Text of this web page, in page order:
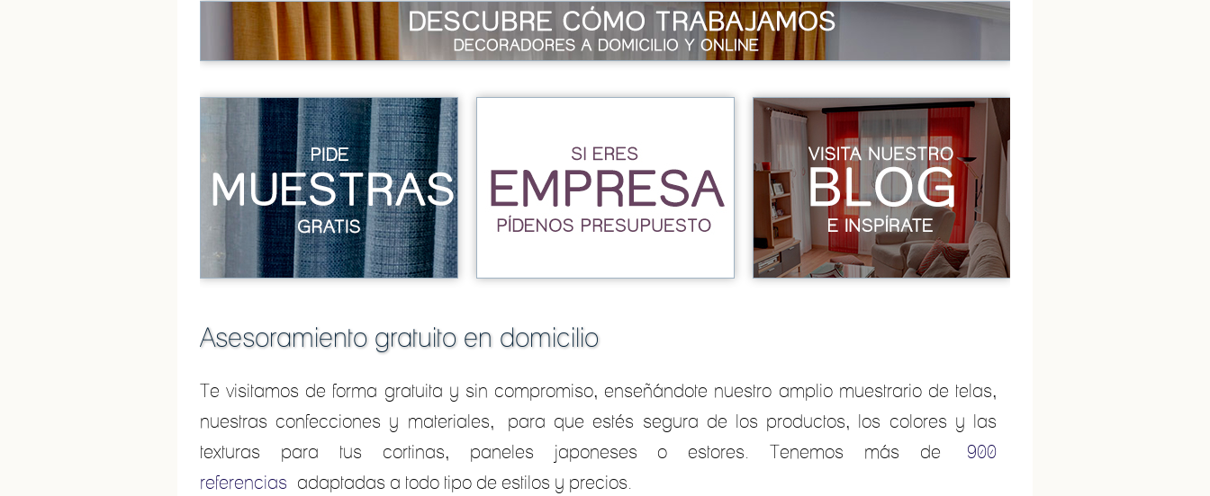
Asesoramiento gratuito en domicilio
Te visitamos de forma gratuita y sin compromiso, enseñándote nuestro amplio muestrario de telas,
nuestras confecciones y materiales, para que estés segura de los productos, los colores y las
texturas para tus cortinas, paneles japoneses o estores. Tenemos más de 900
referencias adaptadas a todo tipo de estilos y precios.